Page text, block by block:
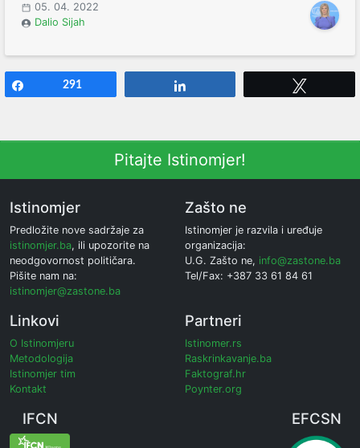
05. 04. 2022
Dalio Sijah
291
Pitajte Istinomjer!
Istinomjer
Predložite nove sadržaje za
istinomjer.ba, ili upozorite na
neodgovornost političara.
Pišite nam na:
istinomjer@zastone.ba
Zašto ne
Istinomjer je razvila i uređuje
organizacija:
U.G. Zašto ne, info@zastone.ba
Tel/Fax: +387 33 61 84 61
Linkovi
O Istinomjeru
Metodologija
Istinomjer tim
Kontakt
Partneri
Istinomer.rs
Raskrinkavanje.ba
Faktograf.hr
Poynter.org
IFCN EFCSN